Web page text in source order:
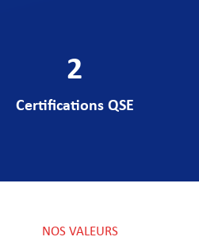
2
Certifications QSE
NOS VALEURS